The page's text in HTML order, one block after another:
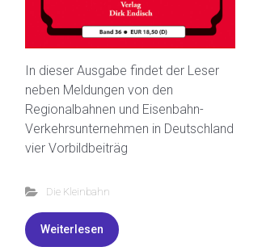
In dieser Ausgabe findet der Leser
neben Meldungen von den
Regionalbahnen und Eisenbahn-
Verkehrsunternehmen in Deutschland
vier Vorbildbeiträg
Die Kleinbahn
Weiterlesen